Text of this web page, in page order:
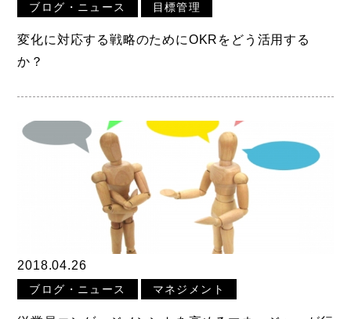
ブログ・ニュース 目標管理
変化に対応する戦略のためにOKRをどう活用する
か？
2018.04.26
ブログ・ニュース マネジメント